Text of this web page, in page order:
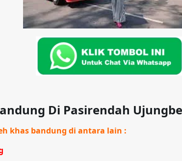
Di Pasirendah
khas bandung di antara lain :